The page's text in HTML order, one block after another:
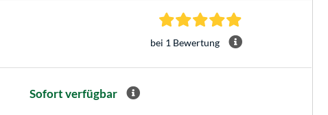
5.0 Sterne bei 1
bei 1 Bewertung
Sofort verfügbar